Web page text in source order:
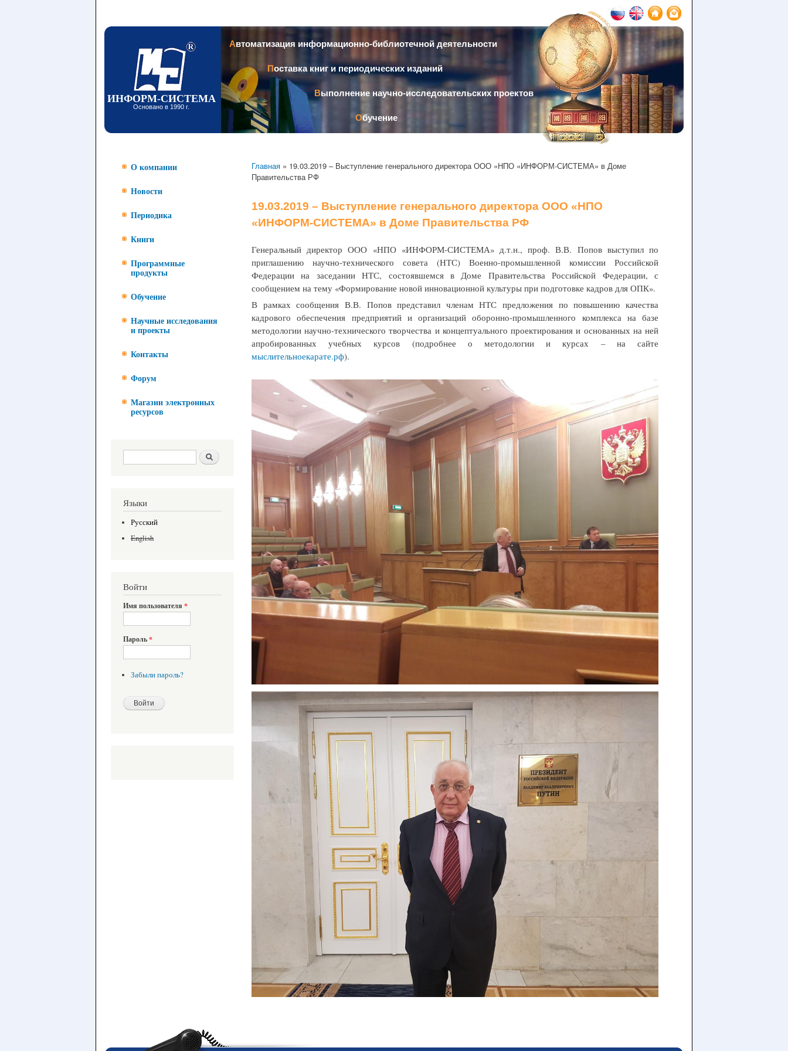
содержанию
ИНФОРМ-СИСТЕМА
Основано в 1990 г.
Автоматизация информационно-библиотечной деятельности
Поставка книг и периодических изданий
Выполнение научно-исследовательских проектов
Обучение
О компании
Новости
Периодика
Книги
Программные
продукты
Обучение
Научные исследования
и проекты
Контакты
Форум
Магазин электронных
ресурсов
Форма поиска Поиск
Языки
Русский
English
Войти
Имя пользователя *
Пароль*
Забыли пароль?
Главная » 19.03.2019 – Выступление генерального директора ООО «НПО «ИНФОРМ-СИСТЕМА» в Доме
Правительства РФ
19.03.2019 – Выступление генерального директора ООО «НПО
«ИНФОРМ-СИСТЕМА» в Доме Правительства РФ
Генеральный директор ООО «НПО «ИНФОРМ-СИСТЕМА» д.т.н., проф. В.В. Попов выступил по
приглашению научно-технического совета (НТС) Военно-промышленной комиссии Российской
Федерации на заседании НТС, состоявшемся в Доме Правительства Российской Федерации, с
сообщением на тему «Формирование новой инновационной культуры при подготовке кадров для ОПК».
В рамках сообщения В.В. Попов представил членам НТС предложения по повышению качества
кадрового обеспечения предприятий и организаций оборонно-промышленного комплекса на базе
методологии научно-технического творчества и концептуального проектирования и основанных на ней
апробированных учебных курсов (подробнее о методологии и курсах – на сайте
мыслительноекарате.рф).